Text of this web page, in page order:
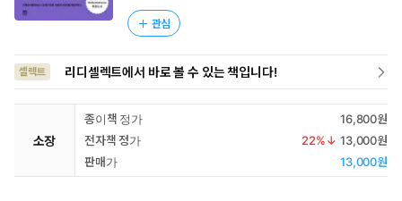
관심
셀렉트 리디셀렉트에서 바로 볼 수 있는 책입니다!
소장
종이책 정가
16,800원
전자책 정가
22%↓ 13,000원
판매가
13,000원